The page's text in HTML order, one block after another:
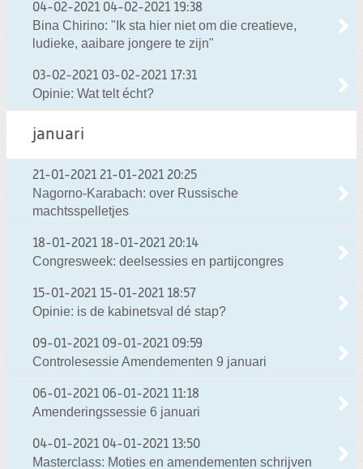
04-02-2021 04-02-2021 19:38
Bina Chirino: "Ik sta hier niet om die creatieve,
ludieke, aaibare jongere te zijn"
03-02-2021 03-02-2021 17:31
Opinie: Wat telt écht?
januari
21-01-2021 21-01-2021 20:25
Nagorno-Karabach: over Russische
machtsspelletjes
18-01-2021 18-01-2021 20:14
Congresweek: deelsessies en partijcongres
15-01-2021 15-01-2021 18:57
Opinie: is de kabinetsval dé stap?
09-01-2021 09-01-2021 09:59
Controlesessie Amendementen 9 januari
06-01-2021 06-01-2021 11:18
Amenderingssessie 6 januari
04-01-2021 04-01-2021 13:50
Masterclass: Moties en amendementen schrijven